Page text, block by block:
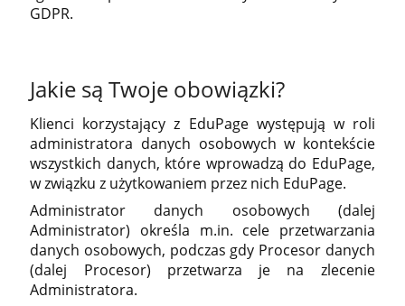
GDPR.
Jakie są Twoje obowiązki?
Klienci korzystający z EduPage występują w roli
administratora danych osobowych w kontekście
wszystkich danych, które wprowadzą do EduPage,
w związku z użytkowaniem przez nich EduPage.
Administrator danych osobowych (dalej
Administrator) określa m.in. cele przetwarzania
danych osobowych, podczas gdy Procesor danych
(dalej Procesor) przetwarza je na zlecenie
Administratora.